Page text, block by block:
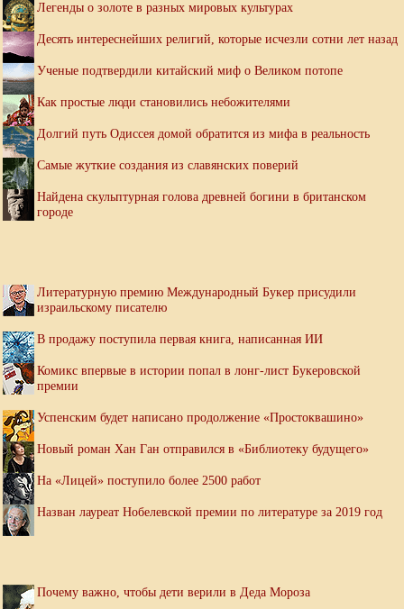
Легенды о золоте в разных мировых культурах
Десять интереснейших религий, которые исчезли сотни лет назад
Ученые подтвердили китайский миф о Великом потопе
Как простые люди становились небожителями
Долгий путь Одиссея домой обратится из мифа в реальность
Самые жуткие создания из славянских поверий
Найдена скульптурная голова древней богини в британском
городе
Литературную премию Международный Букер присудили
израильскому писателю
В продажу поступила первая книга, написанная ИИ
Комикс впервые в истории попал в лонг-лист Букеровской
премии
Успенским будет написано продолжение «Простоквашино»
Новый роман Хан Ган отправился в «Библиотеку будущего»
На «Лицей» поступило более 2500 работ
Назван лауреат Нобелевской премии по литературе за 2019 год
Почему важно, чтобы дети верили в Деда Мороза